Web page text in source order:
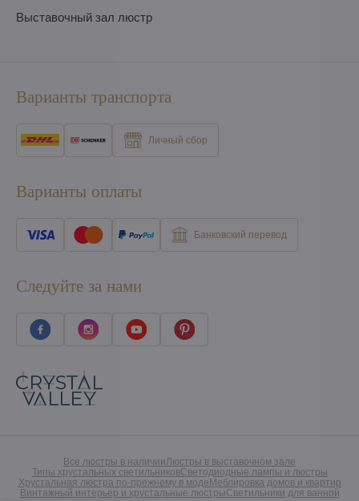
Выставочный зал люстр
Варианты транспорта
Личный сбор
Варианты оплаты
Банковский перевод
Следуйте за нами
Все люстры в наличииЛюстры в выставочном зале
Типы хрустальных светильниковСветодиодные лампы и люстры
Хрустальная люстра по-прежнему в модеМеблировка домов и квартир
Винтажный интерьер и хрустальные люстрыСветильники для ванной